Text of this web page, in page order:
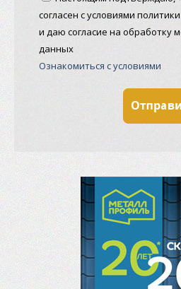
согласен с условиями
и даю согласие на обработку
данных
Ознакомиться с условиями